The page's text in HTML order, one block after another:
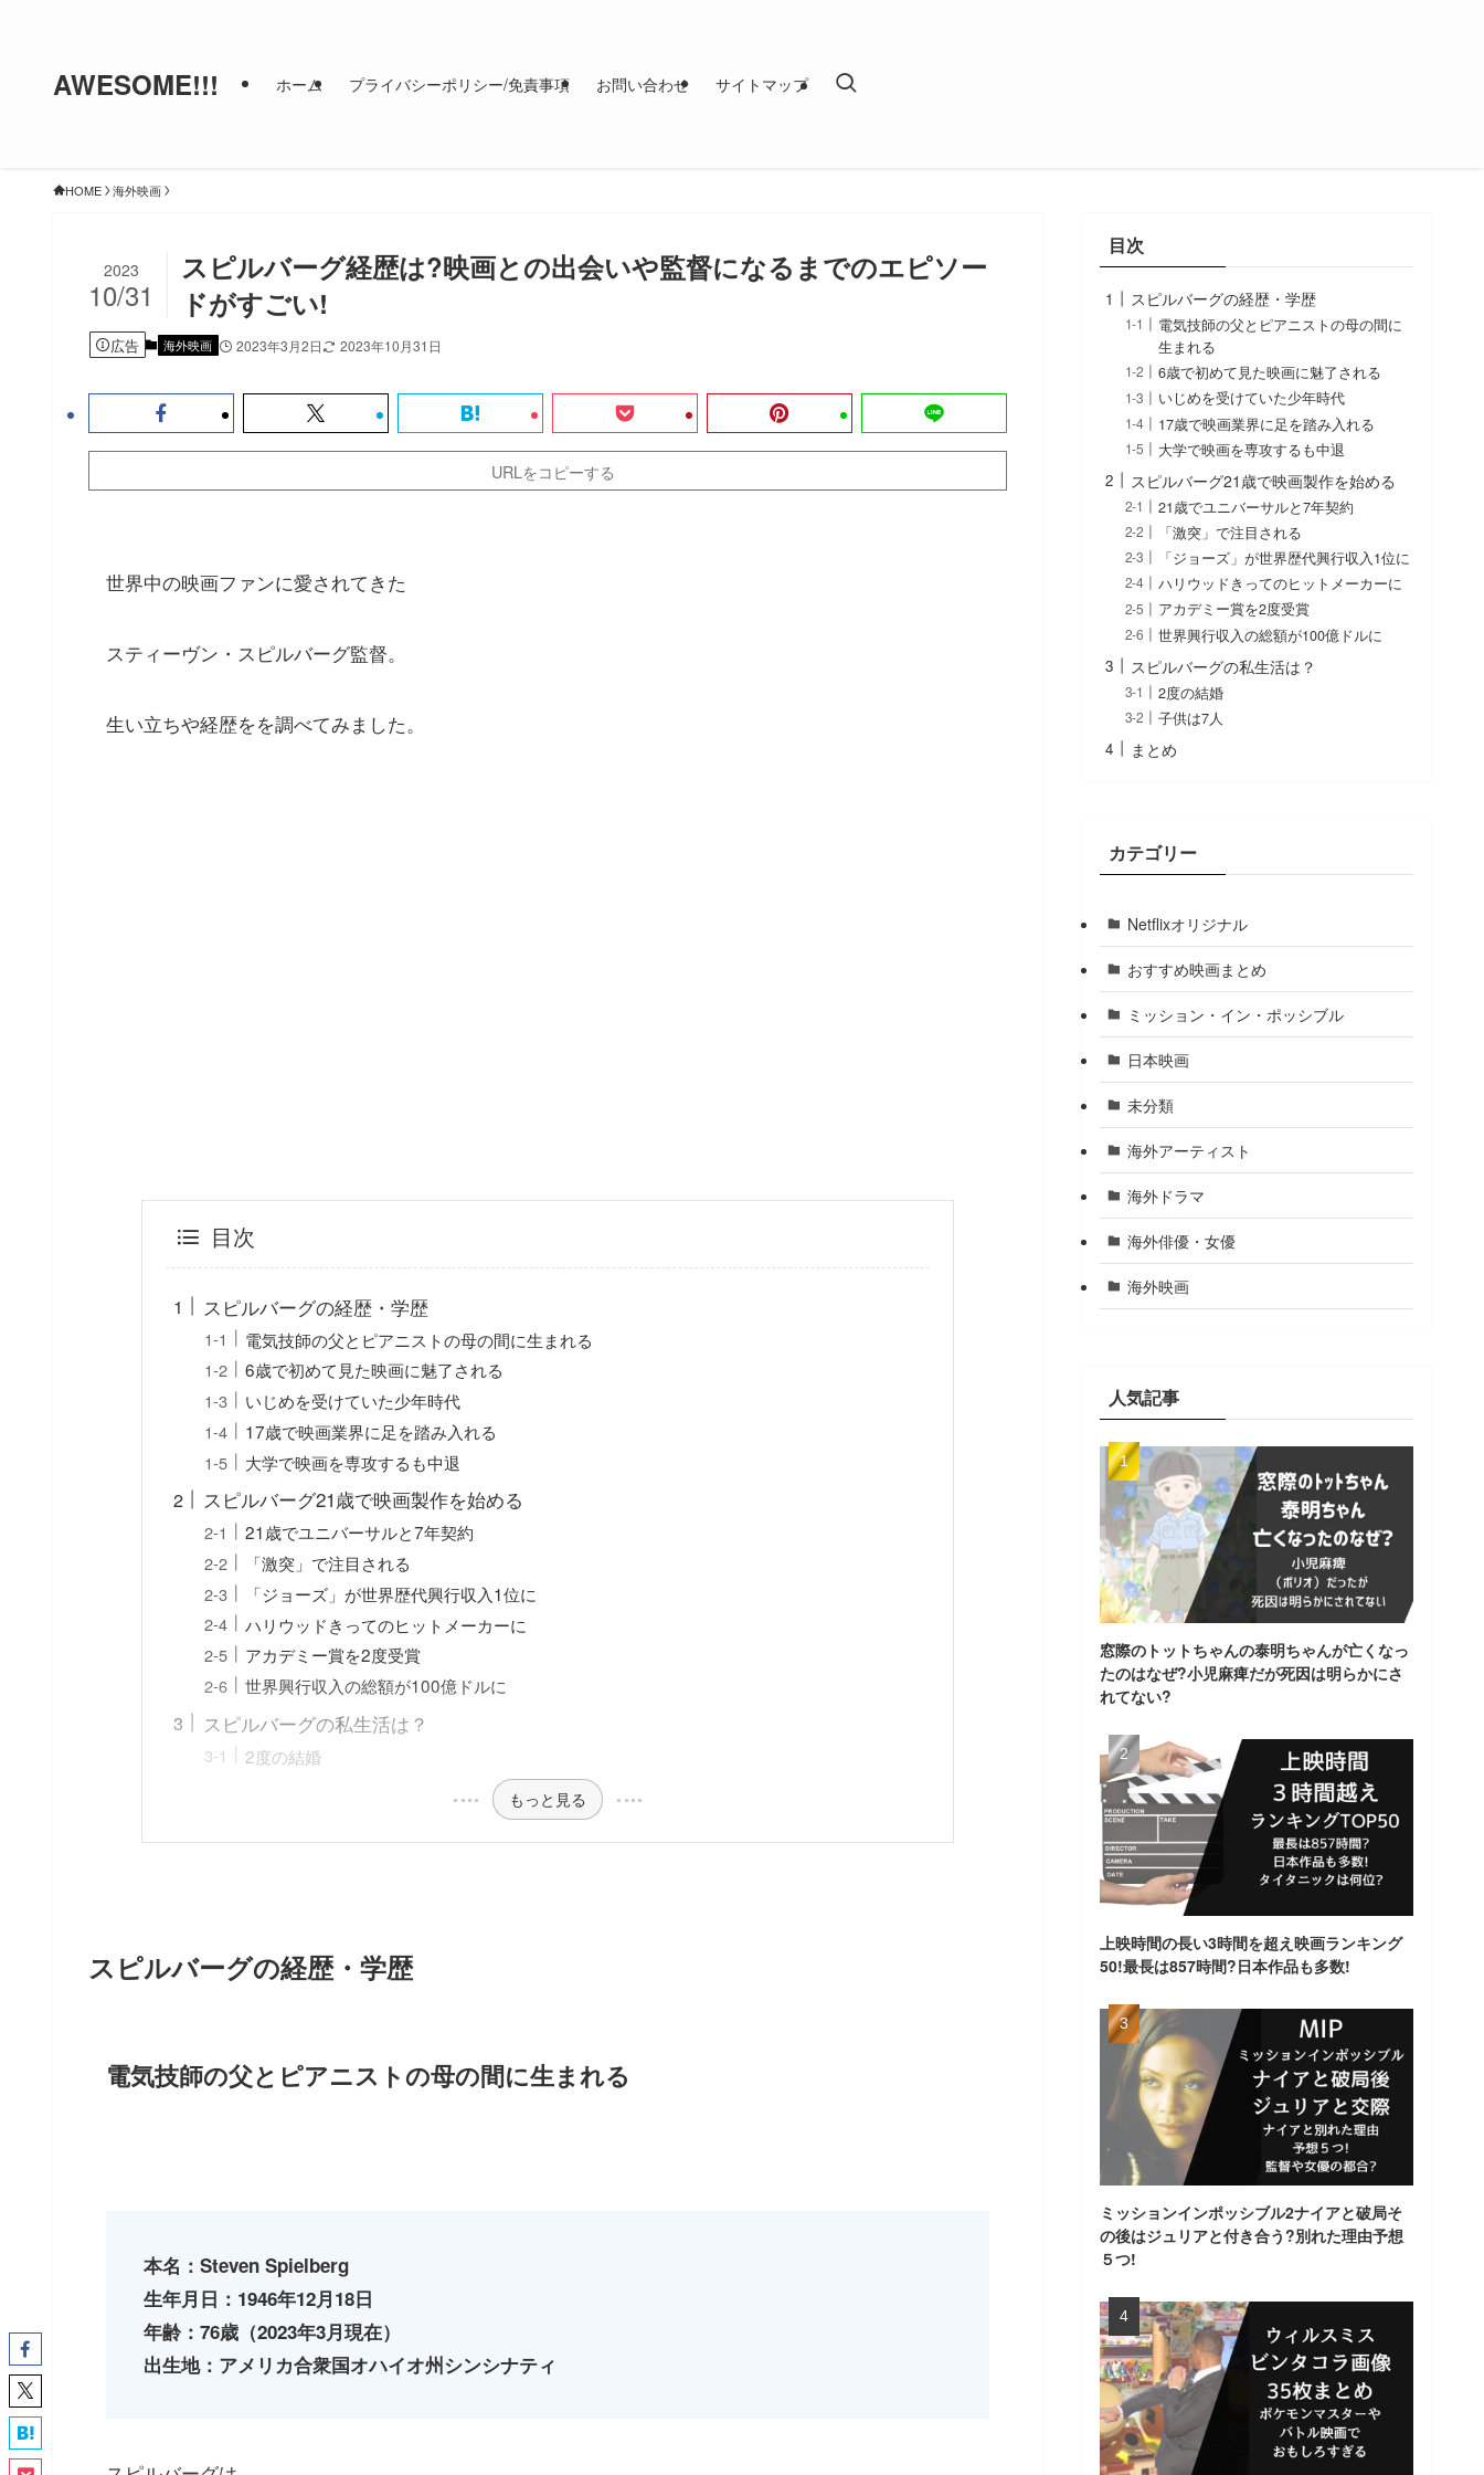
AWESOME!!! ホーム プライバシーポリシー/免責事項 お問い合わせ サイトマップ
HOME 海外映画
スピルバーグ経歴は?映画との出会いや監督になるまでのエピソー
ドがすごい!
2023
10/31
広告 海外映画 2023年3月2日 2023年10月31日
URLをコピーする
世界中の映画ファンに愛されてきた
スティーヴン・スピルバーグ監督。
生い立ちや経歴をを調べてみました。
目次
スピルバーグの経歴・学歴
電気技師の父とピアニストの母の間に生まれる
6歳で初めて見た映画に魅了される
いじめを受けていた少年時代
17歳で映画業界に足を踏み入れる
大学で映画を専攻するも中退
スピルバーグ21歳で映画製作を始める
21歳でユニバーサルと7年契約
「激突」で注目される
「ジョーズ」が世界歴代興行収入1位に
ハリウッドきってのヒットメーカーに
アカデミー賞を2度受賞
世界興行収入の総額が100億ドルに
スピルバーグの私生活は？
2度の結婚
もっと見る
スピルバーグの経歴・学歴
電気技師の父とピアニストの母の間に生まれる
本名：Steven Spielberg
生年月日：1946年12月18日
年齢：76歳（2023年3月現在）
出生地：アメリカ合衆国オハイオ州シンシナティ
目次
スピルバーグの経歴・学歴
電気技師の父とピアニストの母の間に
生まれる
6歳で初めて見た映画に魅了される
いじめを受けていた少年時代
17歳で映画業界に足を踏み入れる
大学で映画を専攻するも中退
スピルバーグ21歳で映画製作を始める
21歳でユニバーサルと7年契約
「激突」で注目される
「ジョーズ」が世界歴代興行収入1位に
ハリウッドきってのヒットメーカーに
アカデミー賞を2度受賞
世界興行収入の総額が100億ドルに
スピルバーグの私生活は？
2度の結婚
子供は7人
まとめ
カテゴリー
Netflixオリジナル
おすすめ映画まとめ
ミッション・イン・ポッシブル
日本映画
未分類
海外アーティスト
海外ドラマ
海外俳優・女優
海外映画
人気記事
窓際のトットちゃんの泰明ちゃんが亡くなっ
たのはなぜ?小児麻痺だが死因は明らかにさ
れてない?
上映時間の長い3時間を超え映画ランキング
50!最長は857時間?日本作品も多数!
ミッションインポッシブル2ナイアと破局そ
の後はジュリアと付き合う?別れた理由予想
５つ!